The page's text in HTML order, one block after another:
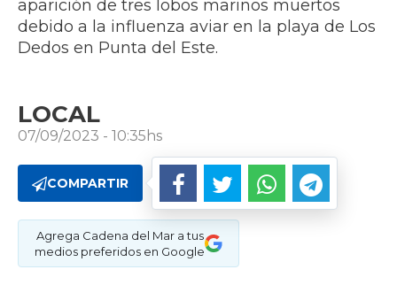
aparición de tres lobos marinos muertos
debido a la influenza aviar en la playa de Los
Dedos en Punta del Este.
LOCAL
07/09/2023 - 10:35hs
COMPARTIR
Agrega Cadena del Mar a tus
medios preferidos en Google